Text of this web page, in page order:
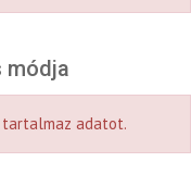
módja
tartalmaz adatot.